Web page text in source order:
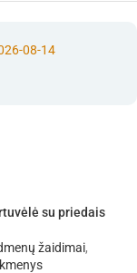
08-14
su priedais
žaidimai,